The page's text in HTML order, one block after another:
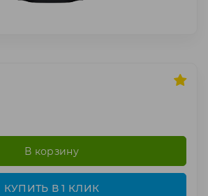
В корзину
КУПИТЬ В 1 КЛИК